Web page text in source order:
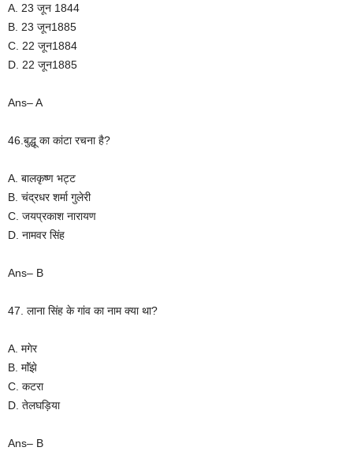
A. 23 जून 1844
B. 23 जून1885
C. 22 जून1884
D. 22 जून1885
Ans– A
46.बुद्धू का कांटा रचना है?
A. बालकृष्ण भट्ट
B. चंद्रधर शर्मा गुलेरी
C. जयप्रकाश नारायण
D. नामवर सिंह
Ans– B
47. लाना सिंह के गांव का नाम क्या था?
A. मगेर
B. माॅंझे
C. कटरा
D. तेलघड़िया
Ans– B